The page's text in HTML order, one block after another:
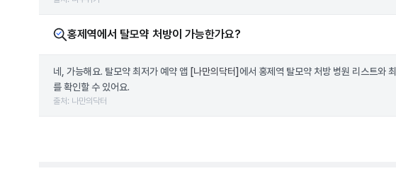
홍제역에서 탈모약 처방이 가능한가요?
네, 가능해요. 탈모약 최저가 예약 앱 [나만의닥터] 에서 홍제역 탈모약 처방 병원 리스트와
를 확인할 수 있어요.
출처: 나만의닥터